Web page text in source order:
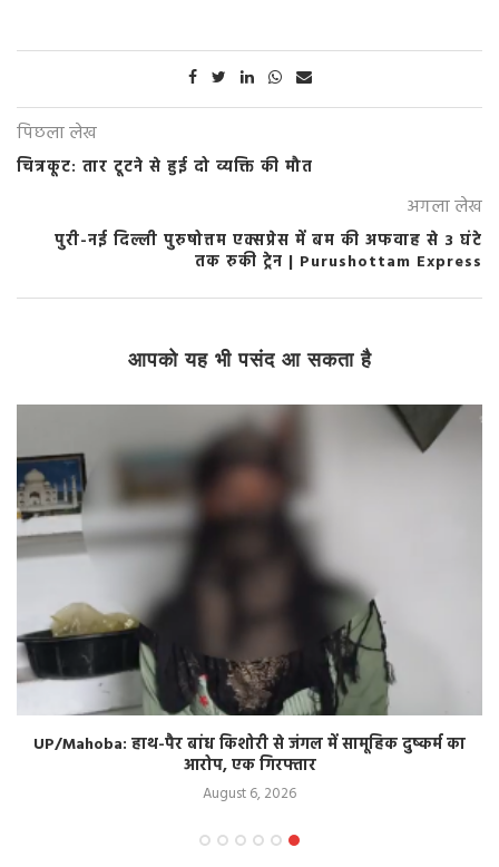
पिछला लेख
चित्रकूट: तार टूटने से हुई दो व्यक्ति की मौत
अगला लेख
पुरी-नई दिल्ली पुरुषोत्तम एक्सप्रेस में बम की अफवाह से 3 घंटे
तक रुकी ट्रेन | Purushottam Express
आपको यह भी पसंद आ सकता है
UP/Mahoba: हाथ-पैर बांध किशोरी से जंगल में सामूहिक दुष्कर्म का
आरोप, एक गिरफ्तार
August 6, 2026